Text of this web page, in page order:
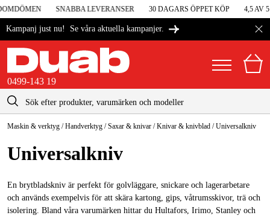
SNABBA LEVERANSER 30 DAGARS ÖPPET KÖP 4,5 AV 5 I
Kampanj just nu! Se våra aktuella kampanjer.
0499-143 19
Sverige Privat|Företag
Danmark
Suomi
Norge
Maskiner & verktyg
Garage & verkstad
Maskintillbehör & förbrukning
kontakt@duab.se
Maskin & verktyg /Handverktyg /Saxar & knivar /Knivar & knivblad /Universalkniv
Universalkniv
En brytbladskniv är perfekt för golvläggare, snickare och lagerarbetare
och används exempelvis för att skära kartong, gips, våtrumsskivor, trä och
isolering. Bland våra varumärken hittar du Hultafors, Irimo, Stanley och